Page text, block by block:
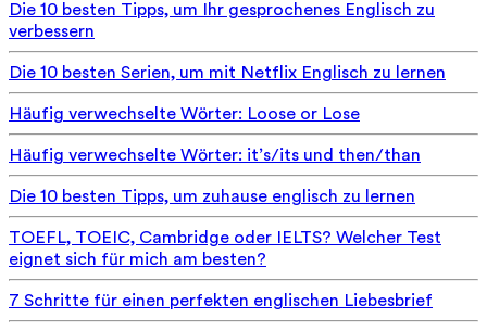
Die 10 besten Tipps, um Ihr gesprochenes Englisch zu
verbessern
Die 10 besten Serien, um mit Netflix Englisch zu lernen
Häufig verwechselte Wörter: Loose or Lose
Häufig verwechselte Wörter: it’s/its und then/than
Die 10 besten Tipps, um zuhause englisch zu lernen
TOEFL, TOEIC, Cambridge oder IELTS? Welcher Test
eignet sich für mich am besten?
7 Schritte für einen perfekten englischen Liebesbrief